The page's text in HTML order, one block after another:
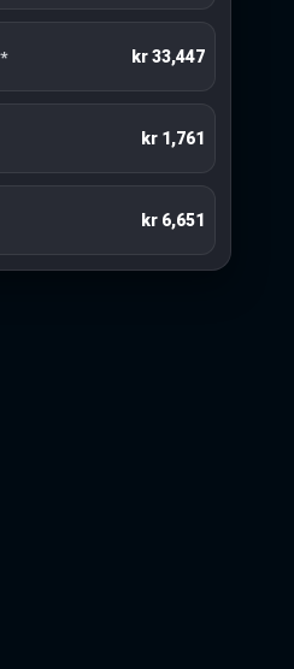
kr 17,860
kr 33,447
kr 1,761